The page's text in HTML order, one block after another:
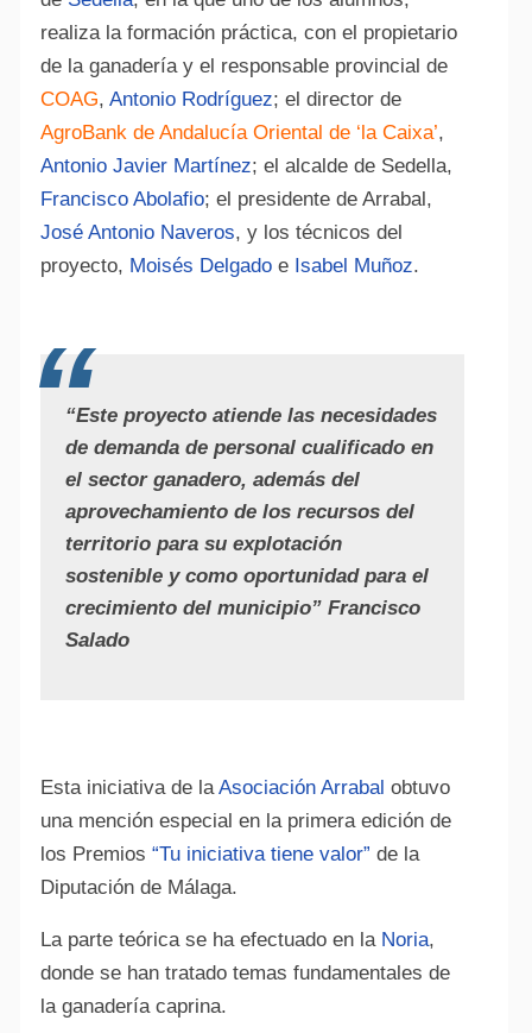
realiza la formación práctica, con el propietario
de la ganadería y el responsable provincial de
COAG, Antonio Rodríguez; el director de
AgroBank de Andalucía Oriental de ‘la Caixa’,
Antonio Javier Martínez; el alcalde de Sedella,
Francisco Abolafio; el presidente de Arrabal,
José Antonio Naveros, y los técnicos del
proyecto, Moisés Delgadoe Isabel Muñoz.
“Este proyecto atiende las necesidades
de demanda de personal cualificado en
el sector ganadero, además del
aprovechamiento de los recursos del
territorio para su explotación
sostenible y como oportunidad para el
crecimiento del municipio” Francisco
Salado
Esta iniciativa de laAsociación Arrabal obtuvo
una mención especial en la primera edición de
los Premios “Tu iniciativa tiene valor” de la
Diputación de Málaga.
La parte teórica se ha efectuado en la Noria,
donde se han tratado temas fundamentales de
la ganadería caprina.